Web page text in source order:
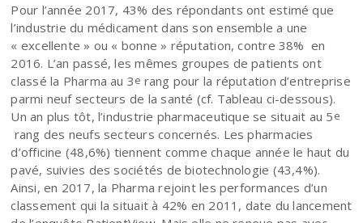
Pour l’année 2017, 43% des répondants ont estimé que
l’industrie du médicament dans son ensemble a une
« excellente » ou « bonne » réputation, contre 38% en
2016. L’an passé, les mêmes groupes de patients ont
classé la Pharma au 3e rang pour la réputation d’entreprise
parmi neuf secteurs de la santé (cf. Tableau ci-dessous).
Un an plus tôt, l’industrie pharmaceutique se situait au 5e
rang des neufs secteurs concernés. Les pharmacies
d’officine (48,6%) tiennent comme chaque année le haut du
pavé, suivies des sociétés de biotechnologie (43,4%).
Ainsi, en 2017, la Pharma rejoint les performances d’un
classement qui la situait à 42% en 2011, date du lancement